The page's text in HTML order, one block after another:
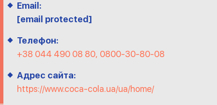
Email:
[email protected]
Телефон:
+38 044 490 08 80, 0800-30-80-08
Адрес сайта:
https://www.coca-cola.ua/ua/home/